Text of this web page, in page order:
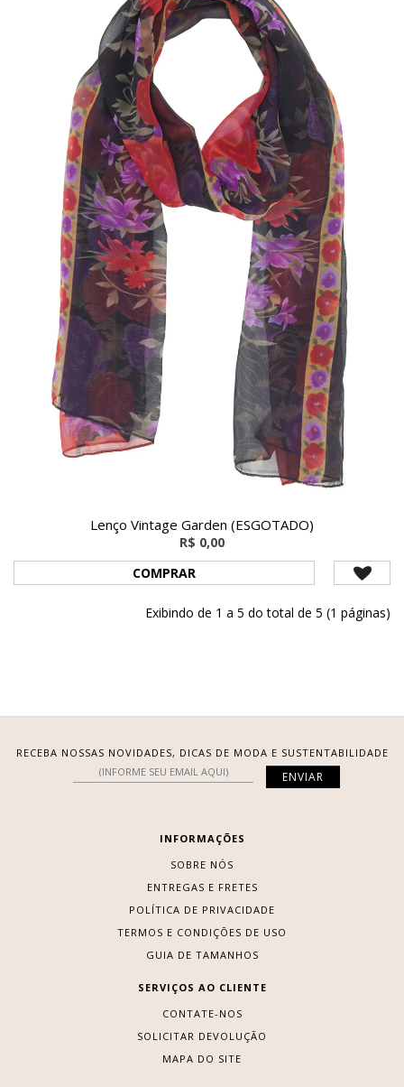
Lenço Vintage Garden (ESGOTADO)
R$ 0,00
COMPRAR
Exibindo de 1 a 5 do total de 5 (1 páginas)
RECEBA NOSSAS NOVIDADES, DICAS DE MODA E SUSTENTABILIDADE
INFORMAÇÕES
SOBRE NÓS
ENTREGAS E FRETES
POLÍTICA DE PRIVACIDADE
TERMOS E CONDIÇÕES DE USO
GUIA DE TAMANHOS
SERVIÇOS AO CLIENTE
CONTATE-NOS
SOLICITAR DEVOLUÇÃO
MAPA DO SITE